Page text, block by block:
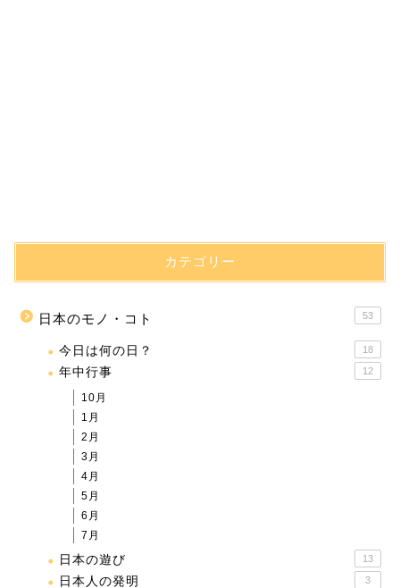
カテゴリー
日本のモノ・コト 53
今日は何の日？ 18
年中行事 12
10月
1月
2月
3月
4月
5月
6月
7月
日本の遊び 13
日本人の発明 3